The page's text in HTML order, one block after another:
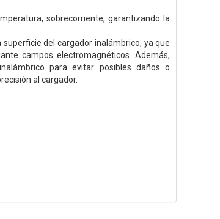
sobrecorriente, garantizando la
del cargador inalámbrico, ya que
campos electromagnéticos. Además,
para evitar posibles daños o
al cargador.